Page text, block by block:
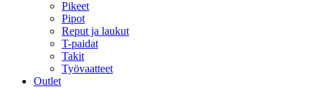
Pikeet
Pipot
Reput ja laukut
T-paidat
Takit
Työvaatteet
Outlet